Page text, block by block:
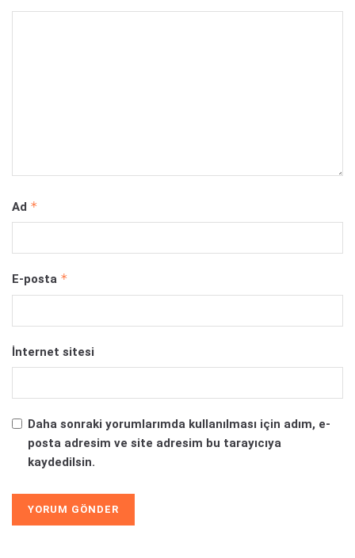
Ad *
E-posta *
İnternet sitesi
Daha sonraki yorumlarımda kullanılması için adım, e-
posta adresim ve site adresim bu tarayıcıya
kaydedilsin.